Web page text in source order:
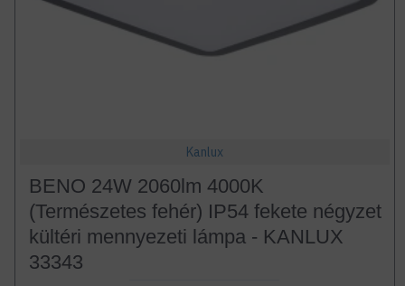
Kanlux
BENO 24W 2060lm 4000K
(Természetes fehér) IP54 fekete négyzet
kültéri mennyezeti lámpa - KANLUX
33343